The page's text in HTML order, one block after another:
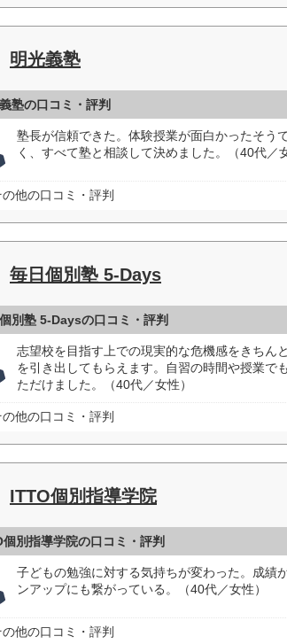
明光義塾
塾の口コミ・評判
塾長が信頼できた。体験授業が面白かったそう
く、すべて塾と相談して決めました。（40代／
の他の口コミ・評判
毎日個別塾 5-Days
別塾 5-Daysの口コミ・評判
志望校を目指す上での現実的な危機感をきちん
を引き出してもらえます。自習の時間や授業で
ただけました。（40代／女性）
の他の口コミ・評判
ITTO個別指導学院
個別指導学院の口コミ・評判
子どもの勉強に対する気持ちが変わった。成績
ンアップにも繋がっている。（40代／女性）
の他の口コミ・評判